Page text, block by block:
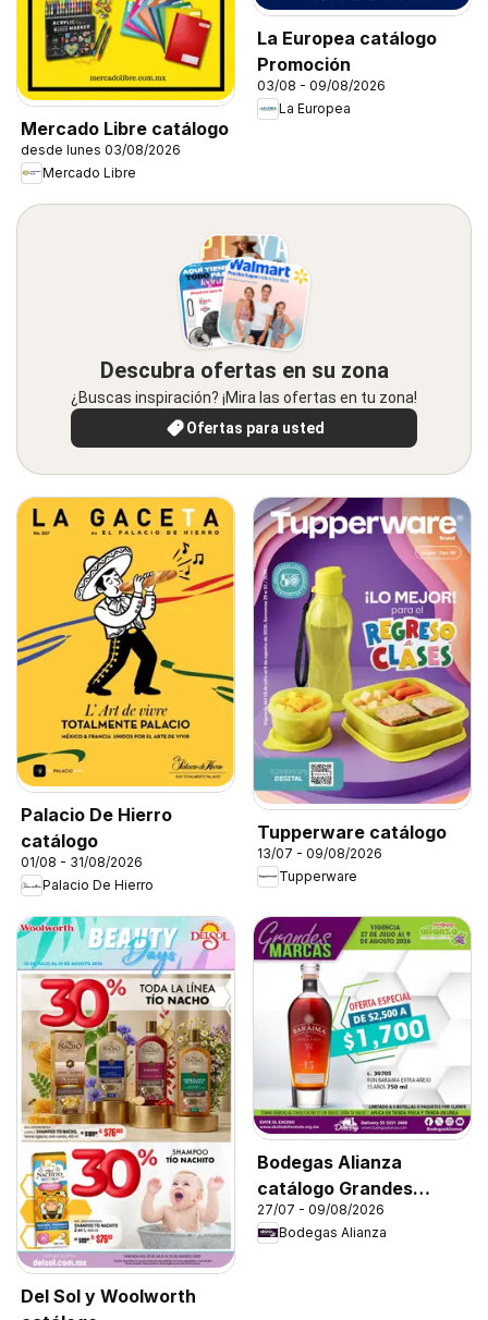
Mercado Libre catálogo
desde lunes 03/08/2026
Mercado Libre
La Europea catálogo
Promoción
03/08 - 09/08/2026
La Europea
Descubra ofertas en su zona
¿Buscas inspiración? ¡Mira las ofertas en tu zona!
Ofertas para usted
Palacio De Hierro
catálogo
01/08 - 31/08/2026
Palacio De Hierro
Tupperware catálogo
13/07 - 09/08/2026
Tupperware
Del Sol y Woolworth
Bodegas Alianza
catálogo Grandes
Marcas
27/07 - 09/08/2026
Bodegas Alianza